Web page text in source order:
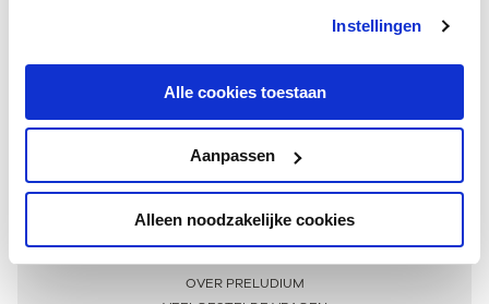
Instellingen
Alle cookies toestaan
Aanpassen
Alleen noodzakelijke cookies
Meer informatie
OVER PRELUDIUM